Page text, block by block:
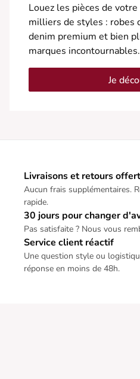
Louez les pièces de
milliers de styles : robes
denim premium et bien
marques incontournables.
Je
Livraisons et retours
Aucun frais supplémentaires.
rapide.
30 jours pour changer
Pas satisfaite ? Nous vous
Service client réactif
Une question style ou
réponse en moins de 48h.